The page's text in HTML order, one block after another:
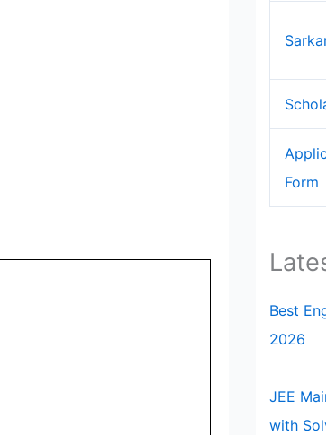
Form
Best
2026
JEE
with